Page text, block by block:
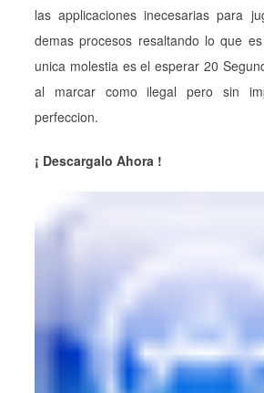
las applicaciones inecesarias para
demas procesos resaltando lo que
unica molestia es el esperar 20
al marcar como ilegal pero sin
perfeccion.
¡ Descargalo Ahora !